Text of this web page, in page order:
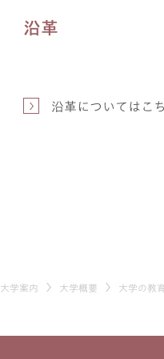
沿革
沿革についてはこ
大学案内 大学概要 大学の教